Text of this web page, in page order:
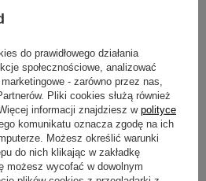
na terenie UE
do prawidłowego działania
społecznościowe, analizować
- zarówno przez nas,
Pliki cookies służą również
informacji znajdziesz w polityce
komunikatu oznacza zgodę na ich
Możesz określić warunki
do nich klikając w zakładkę
możesz wycofać w dowolnym